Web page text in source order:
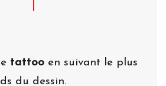
tattoo en suivant le plus
du dessin.